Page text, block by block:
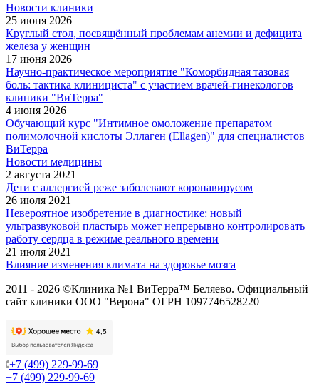
Новости клиники
25 июня 2026
Круглый стол, посвящённый проблемам анемии и дефицита
железа у женщин
17 июня 2026
Научно-практическое мероприятие "Коморбидная тазовая
боль: тактика клинициста" с участием врачей-гинекологов
клиники "ВиТерра"
4 июня 2026
Обучающий курс "Интимное омоложение препаратом
полимолочной кислоты Эллаген (Ellagen)" для специалистов
ВиТерра
Новости медицины
2 августа 2021
Дети с аллергией реже заболевают коронавирусом
26 июля 2021
Невероятное изобретение в диагностике: новый
ультразвуковой пластырь может непрерывно контролировать
работу сердца в режиме реального времени
21 июля 2021
Влияние изменения климата на здоровье мозга
2011 - 2026 ©Клиника №1 ВиТерра™ Беляево. Официальный
сайт клиники ООО "Верона" ОГРН 1097746528220
+7 (499) 229-99-69
+7 (499) 229-99-69